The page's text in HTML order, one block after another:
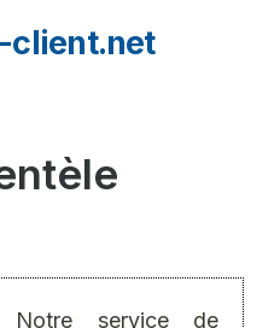
client.net
service de